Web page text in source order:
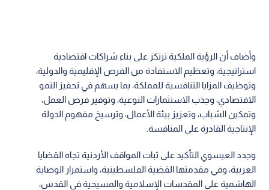
وأضاف أن الرؤية الملكية ترتكز على بناء شراكات اقتصادية
استراتيجية، وتعظيم الاستفادة من الفرص الإقليمية والدولية،
وتوظيف المزايا التنافسية للمملكة، بما يسهم في تحفيز النمو
الاقتصادي، وجذب الاستثمارات النوعية، وتوفير فرص العمل،
وتمكين الشباب، وتعزيز بيئة الأعمال، وترسيخ مفهوم الدولة
الإنتاجية القادرة على المنافسة.
وجدد العيسوي التأكيد على ثبات المواقف الأردنية تجاه القضايا
العربية، وفي مقدمتها القضية الفلسطينية، واستمرار الوصاية
الهاشمية على المقدسات الإسلامية والمسيحية في القدس،